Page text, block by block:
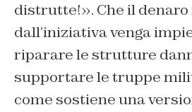
distrutte!». Che il
dall’iniziativa venga
riparare le strutture
supportare le truppe
come sostiene una